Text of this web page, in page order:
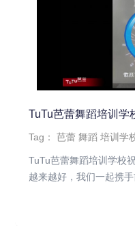
TuTu芭蕾舞蹈培训学
Tag：芭蕾 舞蹈 培训学
TuTu芭蕾舞蹈培训学校
越来越好，我们一起携